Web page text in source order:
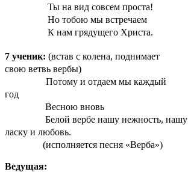
Ты на вид совсем проста!
Но тобою мы встречаем
К нам грядущего Христа.
7 ученик: (встав с колена, поднимает
свою ветвь вербы)
Потому и отдаем мы каждый
год
Весною вновь
Белой вербе нашу нежность, нашу
ласку и любовь.
(исполняется песня «Верба»)
Ведущая: